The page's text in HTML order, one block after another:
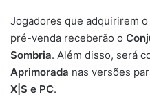
Jogadores que adquirirem
pré-venda receberão o
Sombria. Além disso, será
Aprimorada nas versões
X|S e PC.